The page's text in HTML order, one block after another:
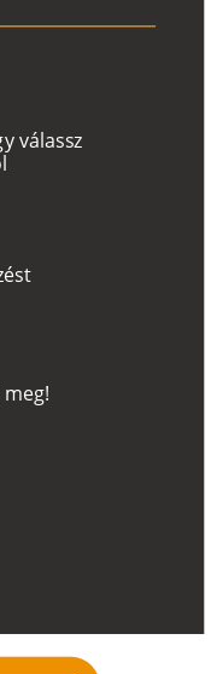
yválassz
l
ést
meg!